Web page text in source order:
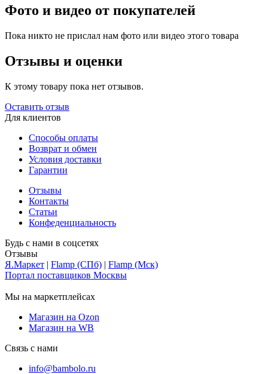
Фото и видео от покупателей
Пока никто не прислал нам фото или видео этого товара
Отзывы и оценки
К этому товару пока нет отзывов.
Оставить отзыв
Для клиентов
Способы оплаты
Возврат и обмен
Условия доставки
Гарантии
Отзывы
Контакты
Статьи
Конфеденциальность
Будь с нами в соцсетях
Отзывы
Я.Маркет | Flamp (СПб) | Flamp (Мск)
Портал поставщиков Москвы
Мы на маркетплейсах
Магазин на Ozon
Магазин на WB
Связь с нами
info@bambolo.ru